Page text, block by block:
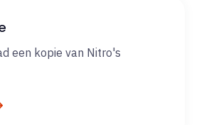
een kopie van Nitro's